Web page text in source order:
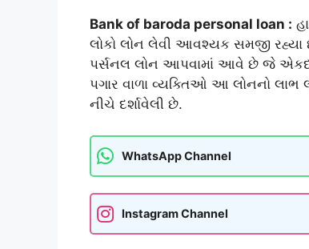
Bank of baroda personal loan :
લોકો લોન લેવી આવશ્યક સમજી રહ્યા
પર્સનલ લોન આપવામાં આવે છે જે
પગાર વાળા વ્યક્તિઓ આ લોનનો લાભ
નીચે દર્શાવેલી છે.
WhatsApp Channel
Instagram Channel